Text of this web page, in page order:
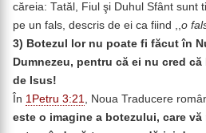
căreia: Tatăl, Fiul şi Duhul Sfânt sunt
pe un fals, descris de ei ca fiind ,,o
3) Botezul lor nu poate fi făcut în
Dumnezeu, pentru că ei nu cred
de Isus!
În 1Petru 3:21, Noua Traducere
este o imagine a botezului, care